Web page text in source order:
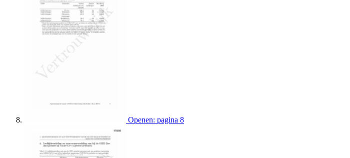
Openen: pagina 8